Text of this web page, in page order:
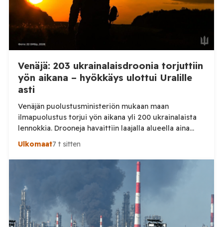
Venäjä: 203 ukrainalaisdroonia torjuttiin
yön aikana – hyökkäys ulottui Uralille
asti
Venäjän puolustusministeriön mukaan maan
ilmapuolustus torjui yön aikana yli 200 ukrainalaista
lennokkia. Drooneja havaittiin laajalla alueella aina
Uralille asti. Venäjän puolustusministeriön virallisen
yhteensä 203 ukrainalaista kiinteäsiipistä
miehittämätöntä ilma-alusta torstai-illan 6. elokuuta
ja perjantaiaamun 7. elokuuta välisenä aikana.
Ministeriön ilmoitus koskee aikaväliä kello 20–08
Moskovan aikaa. Ministeriön mukaan drooneja
torjuttiin […]
Ulkomaat7 t sitten